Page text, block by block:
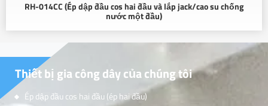
RH-014CC (Ép dập đầu cos hai đầu và lắp jack/cao su chống
nước một đầu)
Thiết bị gia công dây của chúng tôi
Ép dập đầu cos hai đầu (ép hai đầu)